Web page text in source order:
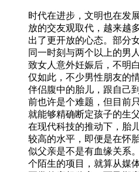
时代在进步，文明也在发
放的交友观取代，越来越
出了更开放的心态。部分
同一时刻与两个以上的男
致女人意外妊娠后，不明
仅如此，不少男性朋友的
伴侣腹中的胎儿，跟自己
前也许是个难题，但目前
就能够精确断定孩子的生
在现代科技的推动下，胎
较高的水平，即便是在怀
似父亲是不是有血缘关系
个陌生的项目，就算从媒